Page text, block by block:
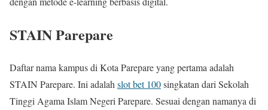
STAIN Parepare
Daftar nama kampus di Kota Parepare yang pertama adalah
STAIN Parepare. Ini adalah slot bet 100singkatan dari Sekolah
Tinggi Agama Islam Negeri Parepare. Sesuai dengan namanya di